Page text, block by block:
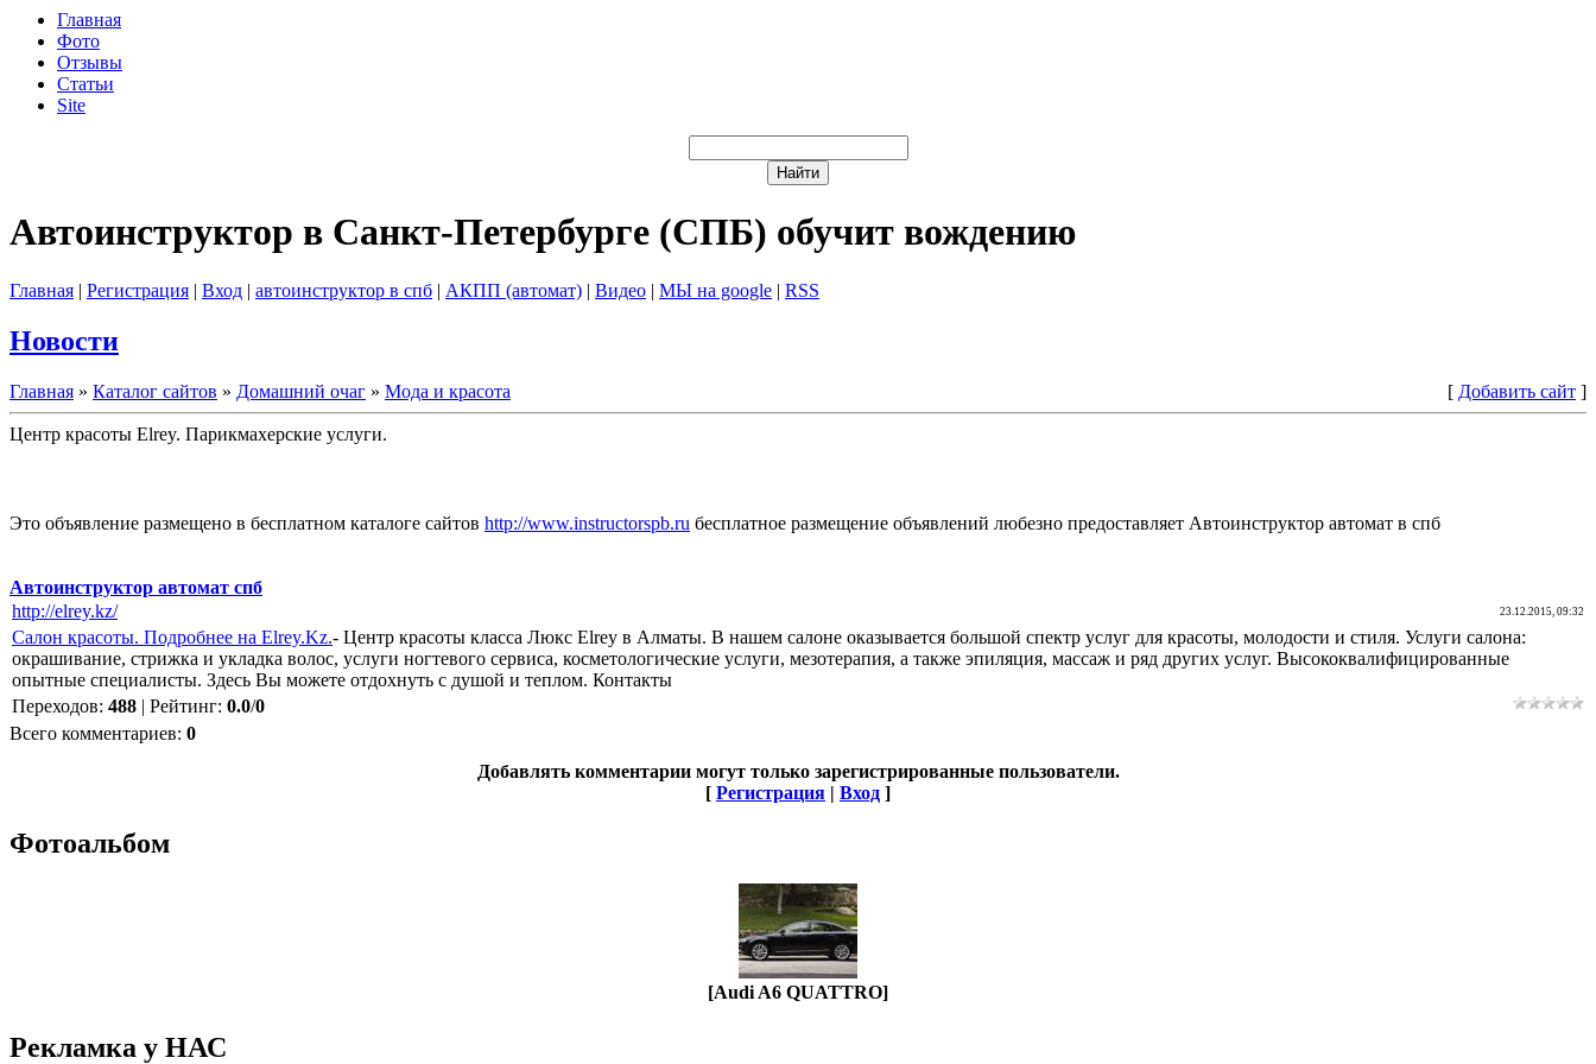
Главная
Фото
Отзывы
Статьи
Site
Автоинструктор в Санкт-Петербурге (СПБ) обучит вождению
Главная | Регистрация | Вход | автоинструктор в спб | АКПП (автомат) | Видео | МЫ на google | RSS
Новости
Главная » Каталог сайтов » Домашний очаг » Мода и красота [ Добавить сайт ]
Центр красоты Elrey. Парикмахерские услуги.
Это объявление размещено в бесплатном каталоге сайтов http://www.instructorspb.ru бесплатное размещение объявлений любезно предоставляет Автоинструктор автомат в спб
Автоинструктор автомат спб
http://elrey.kz/
23.12.2015, 09:32
Салон красоты. Подробнее на Elrey.Kz.- Центр красоты класса Люкс Elrey в Алматы. В нашем салоне оказывается большой спектр услуг для красоты, молодости и стиля. Услуги салона:
окрашивание, стрижка и укладка волос, услуги ногтевого сервиса, косметологические услуги, мезотерапия, а также эпиляция, массаж и ряд других услуг. Высококвалифицированные
опытные специалисты. Здесь Вы можете отдохнуть с душой и теплом. Контакты
Переходов: 488 | Рейтинг: 0.0/0
Всего комментариев: 0
Добавлять комментарии могут только зарегистрированные пользователи.
[ Регистрация | Вход ]
Фотоальбом
[Audi A6 QUATTRO]
Рекламка у НАС